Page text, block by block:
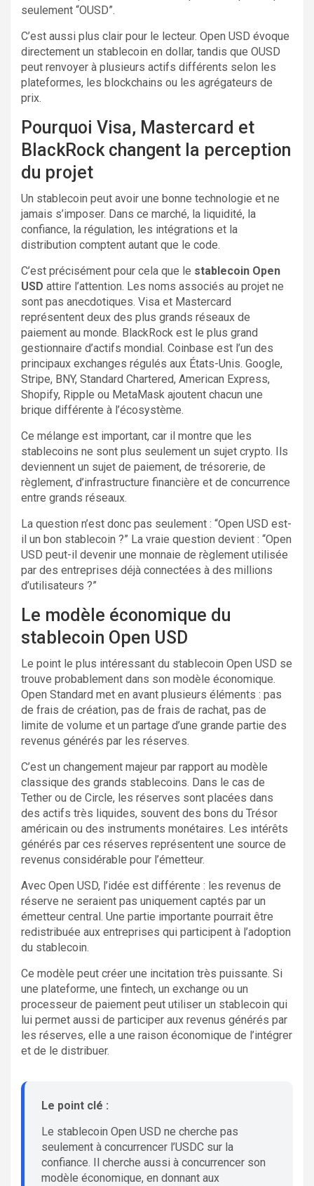
seulement “OUSD”.
C’est aussi plus clair pour le lecteur. Open USD évoque
directement un stablecoin en dollar, tandis que OUSD
peut renvoyer à plusieurs actifs différents selon les
plateformes, les blockchains ou les agrégateurs de
prix.
Pourquoi Visa, Mastercard et
BlackRock changent la perception
du projet
Un stablecoin peut avoir une bonne technologie et ne
jamais s’imposer. Dans ce marché, la liquidité, la
confiance, la régulation, les intégrations et la
distribution comptent autant que le code.
C’est précisément pour cela que le stablecoin Open
USD attire l’attention. Les noms associés au projet ne
sont pas anecdotiques. Visa et Mastercard
représentent deux des plus grands réseaux de
paiement au monde. BlackRock est le plus grand
gestionnaire d’actifs mondial. Coinbase est l’un des
principaux exchanges régulés aux États-Unis. Google,
Stripe, BNY, Standard Chartered, American Express,
Shopify, Ripple ou MetaMask ajoutent chacun une
brique différente à l’écosystème.
Ce mélange est important, car il montre que les
stablecoins ne sont plus seulement un sujet crypto. Ils
deviennent un sujet de paiement, de trésorerie, de
règlement, d’infrastructure financière et de concurrence
entre grands réseaux.
La question n’est donc pas seulement : “Open USD est-
il un bon stablecoin ?” La vraie question devient : “Open
USD peut-il devenir une monnaie de règlement utilisée
par des entreprises déjà connectées à des millions
d’utilisateurs ?”
Le modèle économique du
stablecoin Open USD
Le point le plus intéressant du stablecoin Open USD se
trouve probablement dans son modèle économique.
Open Standard met en avant plusieurs éléments : pas
de frais de création, pas de frais de rachat, pas de
limite de volume et un partage d’une grande partie des
revenus générés par les réserves.
C’est un changement majeur par rapport au modèle
classique des grands stablecoins. Dans le cas de
Tether ou de Circle, les réserves sont placées dans
des actifs très liquides, souvent des bons du Trésor
américain ou des instruments monétaires. Les intérêts
générés par ces réserves représentent une source de
revenus considérable pour l’émetteur.
Avec Open USD, l’idée est différente : les revenus de
réserve ne seraient pas uniquement captés par un
émetteur central. Une partie importante pourrait être
redistribuée aux entreprises qui participent à l’adoption
du stablecoin.
Ce modèle peut créer une incitation très puissante. Si
une plateforme, une fintech, un exchange ou un
processeur de paiement peut utiliser un stablecoin qui
lui permet aussi de participer aux revenus générés par
les réserves, elle a une raison économique de l’intégrer
et de le distribuer.
Le point clé :
Le stablecoin Open USD ne cherche pas
seulement à concurrencer l’USDC sur la
confiance. Il cherche aussi à concurrencer son
modèle économique, en donnant aux